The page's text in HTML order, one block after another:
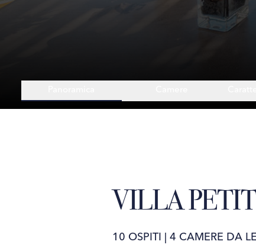
VILLA
10 OSPITI 4 CAMERE DA